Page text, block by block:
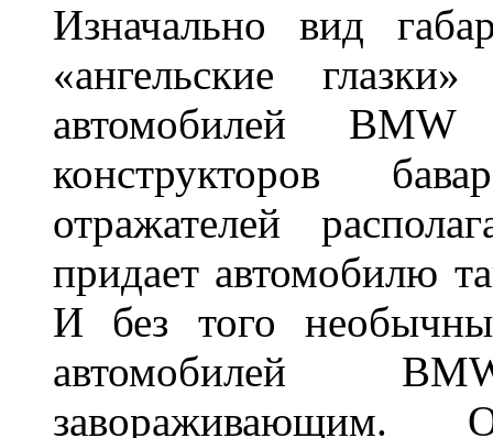
Изначально вид
«ангельские
автомобилей
конструкторов
отражателей
придает автомобилю
И без того
автомобилей
завораживающим.